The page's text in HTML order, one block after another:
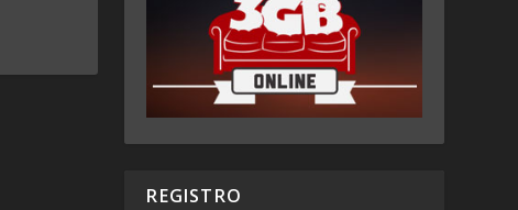
REGISTRO